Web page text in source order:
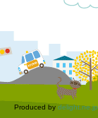
Produced by delight.ne.jp